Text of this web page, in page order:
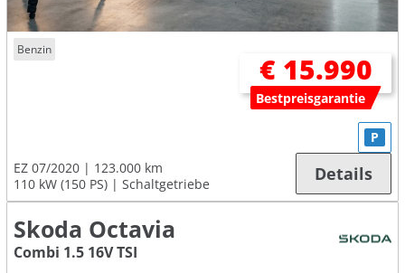
Benzin
€ 15.990
Bestpreisgarantie
EZ 07/2020
123.000 km
110 kW (150 PS)
Schaltgetriebe
P
Details
Skoda Octavia
Combi 1.5 16V TSI